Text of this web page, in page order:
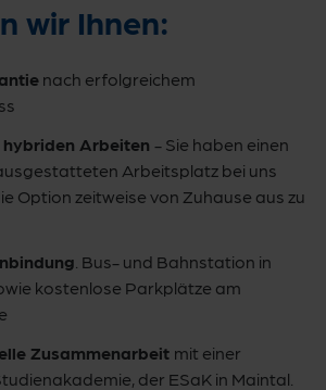
wir Ihnen:
nach erfolgreichem
hybriden Arbeiten - Sie haben einen
Arbeitsplatz bei uns
Option zeitweise von Zuhause aus zu
. Bus- und Bahnstation in
kostenlose Parkplätze am
Zusammenarbeit mit einer
der ESaK in Maintal.